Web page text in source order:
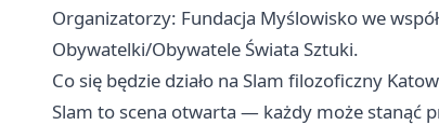
Organizatorzy: Fundacja Myślowisko we
Obywatelki/Obywatele Świata Sztuki.
Co się będzie działo na Slam filozoficzny
Slam to scena otwarta — każdy może stanąć